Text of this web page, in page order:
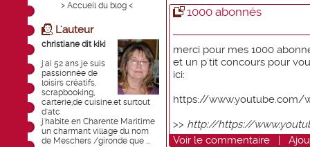
> Accueil du blog <
L'auteur
christiane dit kiki
j'ai 52 ans je suis
passionnée de
loisirs créatifs,
scrapbooking,
carterie,de cuisine.et surtout
d'atc
j'habite en Charente Maritime
un charmant village du nom
de Meschers /gironde que ...
1000 abonnés
merci pour mes 1000
et un p'tit concours pour
ici:
https://www.youtube.com/
>> http://https://
Voir le commentaire |